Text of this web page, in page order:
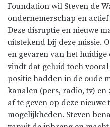
Foundation wil Steven de
ondernemerschap en
Deze disruptie en nieuwe
uitstekend bij deze missie.
en gevaren van het
vindt dat geluid toch
positie hadden in de oude
kanalen (pers, radio, tv)
af te geven op deze
mogelijkheden. Steven